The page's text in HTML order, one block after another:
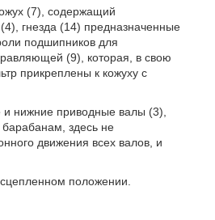
(7), содержащий
гнезда (14) предназначенные
подшипников для
(9), которая, в свою
прикреплены к кожуху с
нижние приводные валы (3),
здесь не
движения всех валов, и
положении.